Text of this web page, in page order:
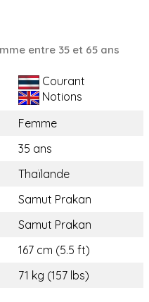
entre 35 et 65 ans
Courant
Notions
Femme
35 ans
Thaïlande
Samut Prakan
Samut Prakan
167 cm (5.5 ft)
71 kg (157 lbs)